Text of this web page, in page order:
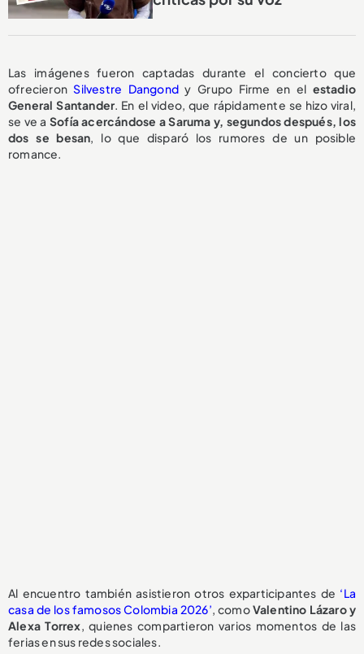
Las imágenes fueron captadas durante el concierto que
ofrecieronSilvestre Dangond y Grupo Firme en el estadio
General Santander. En el video, que rápidamente se hizo viral,
se ve a Sofía acercándose a Saruma y, segundos después, los
dos se besan, lo que disparó los rumores de un posible
romance.
Al encuentro también asistieron otros exparticipantes de ‘La
casa de los famosos Colombia 2026’, comoValentino Lázaro y
Alexa Torrex, quienes compartieron varios momentos de las
ferias en sus redes sociales.